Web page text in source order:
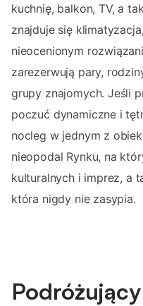
kuchnię, balkon, TV, a
znajduje się
nieocenionym
zarezerwują pary,
grupy znajomych. Jeśli
poczuć dynamiczne i
nocleg w jednym z
nieopodal Rynku, na
kulturalnych i imprez, a
która nigdy nie zasypia.